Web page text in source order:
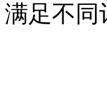
满足不同